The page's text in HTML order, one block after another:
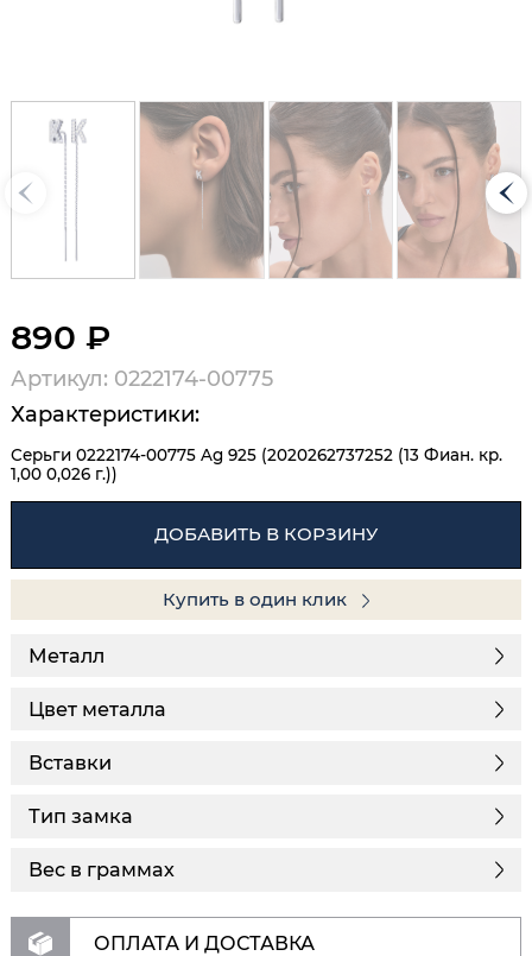
890 ₽
Артикул: 0222174-00775
Характеристики:
Серьги 0222174-00775 Ag 925 (2020262737252 (13 Фиан. кр.
1,00 0,026 г.))
ДОБАВИТЬ В КОРЗИНУ
Купить в один клик
Металл
Цвет металла
Вставки
Тип замка
Вес в граммах
ОПЛАТА И ДОСТАВКА